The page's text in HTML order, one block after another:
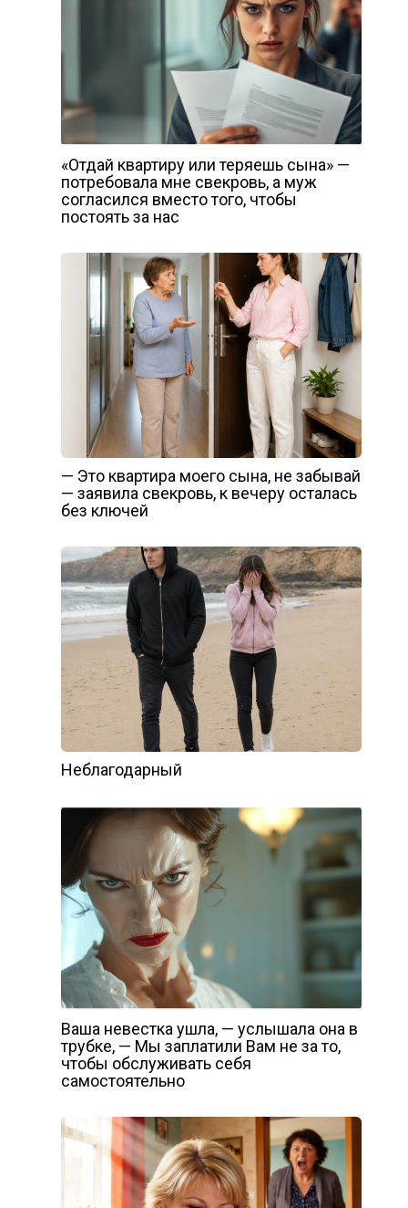
«Отдай квартиру или теряешь сына» —
потребовала мне свекровь, а муж
согласился вместо того, чтобы
постоять за нас
— Это квартира моего сына, не забывай
— заявила свекровь, к вечеру осталась
без ключей
Неблагодарный
Ваша невестка ушла, — услышала она в
трубке, — Мы заплатили Вам не за то,
чтобы обслуживать себя
самостоятельно